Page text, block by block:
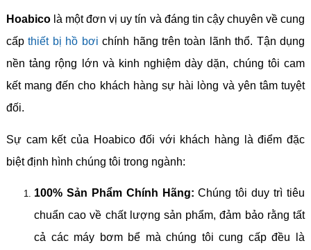
Hoabicolà một đơn vị uy tín và đáng tin cậy chuyên về cung
cấpthiết bị hồ bơi chính hãng trên toàn lãnh thổ. Tận dụng
nền tảng rộng lớn và kinh nghiệm dày dặn, chúng tôi cam
kết mang đến cho khách hàng sự hài lòng và yên tâm tuyệt
đối.
Sự cam kết của Hoabico đối với khách hàng là điểm đặc
biệt định hình chúng tôi trong ngành:
100% Sản Phẩm Chính Hãng: Chúng tôi duy trì tiêu
chuẩn cao về chất lượng sản phẩm, đảm bảo rằng tất
cả các máy bơm bể mà chúng tôi cung cấp đều là